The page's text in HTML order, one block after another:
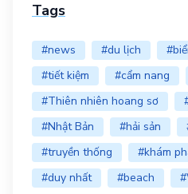
Tags
#news #du lịch
#tiết kiệm
#cẩm nang
#Thiên nhiên hoang sơ
#Nhật Bản
#hải sản
#truyền thống
#khám
#duy nhất
#beach